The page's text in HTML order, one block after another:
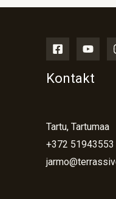
Kontakt
Tartu, Tartumaa
+372 51943553